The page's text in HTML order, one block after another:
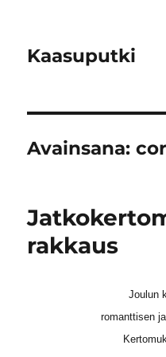
Kaasuputki
Avainsana:
rakkaus
Joulun
romanttisen